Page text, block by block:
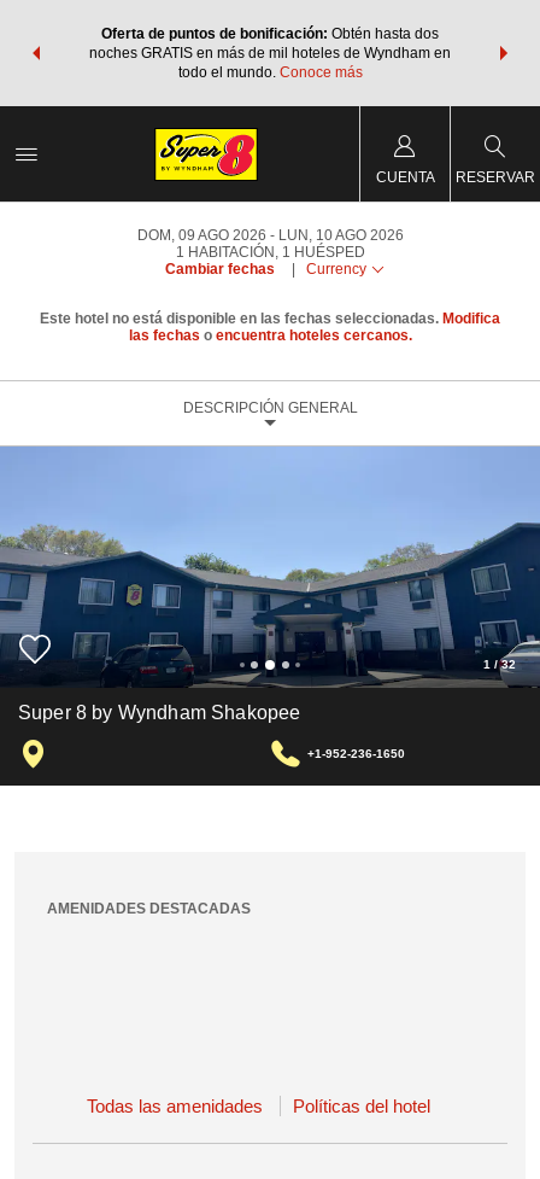
Oferta de puntos de bonificación:Obtén hasta dos
noches GRATIS en más de mil hoteles de Wyndham en
todo el mundo. Conoce más
de viaje
CUENTA RESERVAR
DOM, 09 AGO 2026
LUN, 10 AGO 2026
1 HABITACIÓN , 1 HUÉSPED
Cambiar fechas
Currency
Este hotel no está disponible en las fechas seleccionadas. Modifica
las fechas o encuentra hoteles cercanos.
DESCRIPCIÓN GENERAL
1 /32
Super 8 by Wyndham Shakopee
+1-952-236-1650
AMENIDADES DESTACADAS
Todas las amenidades Políticas del hotel